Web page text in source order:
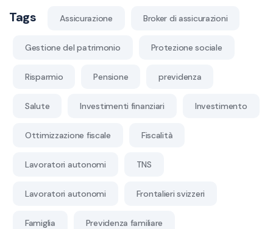
Tags Assicurazione Broker di assicurazioni
Gestione del patrimonio Protezione sociale
Risparmio Pensione previdenza
Salute Investimenti finanziari Investimento
Ottimizzazione fiscale Fiscalità
Lavoratori autonomi TNS
Lavoratori autonomi Frontalieri svizzeri
Famiglia Previdenza familiare